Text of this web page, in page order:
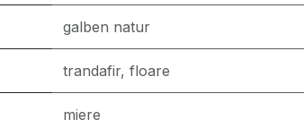
galben natur
trandafir, floare
miere